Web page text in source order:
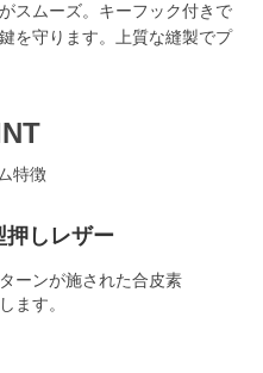
スムーズ。キーフック付きで
を守ります。上質な縫製でプ
特徴
押しレザー
ーンが施された合皮素
ます。